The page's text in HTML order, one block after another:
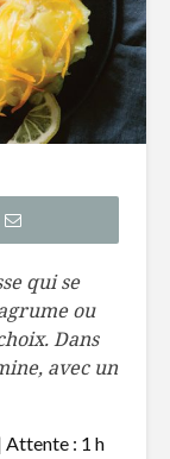
qui se
ou
Dans
avec un
Attente : 1 h
Pouding
fruits
Tiramisu
patates